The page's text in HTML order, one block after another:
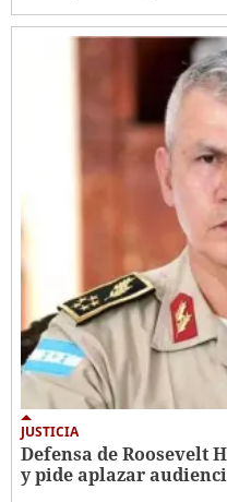
JUSTICIA
Defensa de Roosevelt
y pide aplazar